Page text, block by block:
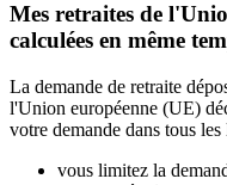
Mes retraites de
calculées en même
La demande de retraite
l'Union européenne (UE)
votre demande dans tous
vous limitez la